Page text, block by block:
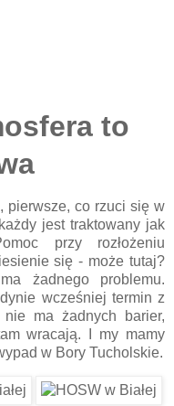
to
pierwsze, co rzuci się w
jest traktowany jak
przy rozłożeniu
się - może tutaj?
żadnego problemu.
wcześniej termin z
ma żadnych barier,
wracają. I my mamy
w Bory Tucholskie.